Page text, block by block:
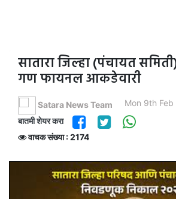
सातारा जिल्हा (पंचायत
गण फायनल आकडेवारी
Satara News Team
Mon 9th
बातमी शेयर करा
वाचक संख्या : 2174